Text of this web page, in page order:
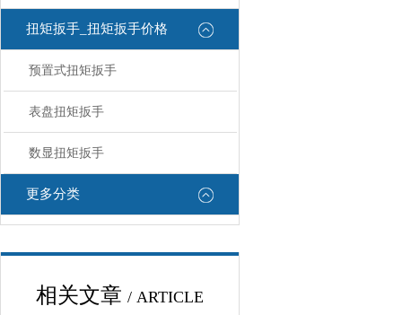
扭矩扳手_扭矩扳手价格
预置式扭矩扳手
表盘扭矩扳手
数显扭矩扳手
更多分类
相关文章 / ARTICLE